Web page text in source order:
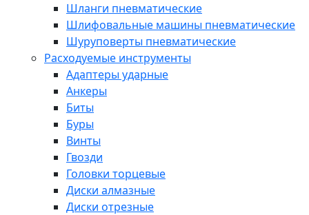
Шланги пневматические
Шлифовальные машины пневматические
Шуруповерты пневматические
Расходуемые инструменты
Адаптеры ударные
Анкеры
Биты
Буры
Винты
Гвозди
Головки торцевые
Диски алмазные
Диски отрезные